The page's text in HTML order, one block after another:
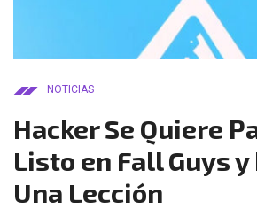
NOTICIAS
Hacker Se Quiere
Listo en Fall Guys y
Una Lección